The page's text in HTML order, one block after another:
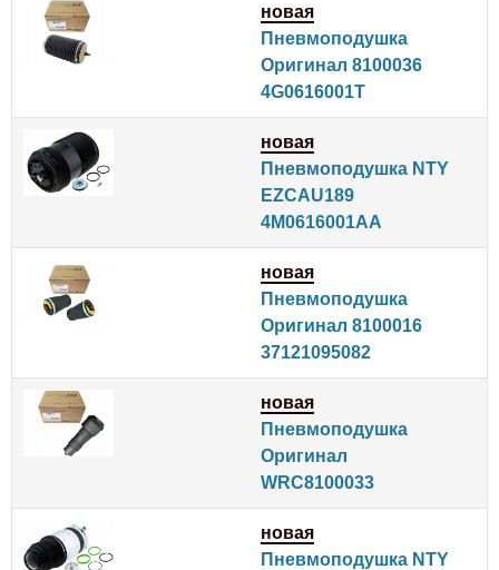
новая
Пневмоподушка
Оригинал 8100036
4G0616001T
новая
Пневмоподушка NTY
EZCAU189
4M0616001AA
новая
Пневмоподушка
Оригинал 8100016
37121095082
новая
Пневмоподушка
Оригинал
WRC8100033
новая
Пневмоподушка NTY